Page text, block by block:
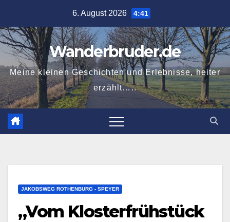
springen
6. August 2026 4:41
Wanderbruder.de
Meine kleinen Geschichten und Erlebnisse, heiter
erzählt…..
JAKOBSWEG ROTHENBURG - SPEYER
„Vom Klosterfrühstück